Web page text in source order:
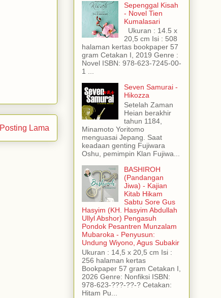
Posting Lama
Sepenggal Kisah
- Novel Tien
Kumalasari
Ukuran : 14.5 x
20,5 cm Isi : 508
halaman kertas bookpaper 57
gram Cetakan I, 2019 Genre :
Novel ISBN: 978-623-7245-00-
1 ...
Seven Samurai -
Hikozza
Setelah Zaman
Heian berakhir
tahun 1184,
Minamoto Yoritomo
menguasai Jepang. Saat
keadaan genting Fujiwara
Oshu, pemimpin Klan Fujiwa...
BASHIROH
(Pandangan
Jiwa) - Kajian
Kitab Hikam
Sabtu Sore Gus
Hasyim (KH. Hasyim Abdullah
Ullyl Abshor) Pengasuh
Pondok Pesantren Munzalam
Mubaroka - Penyusun:
Undung Wiyono, Agus Subakir
Ukuran : 14,5 x 20,5 cm Isi :
256 halaman kertas
Bookpaper 57 gram Cetakan I,
2026 Genre: Nonfiksi ISBN:
978-623-???-??-? Cetakan:
Hitam Pu...